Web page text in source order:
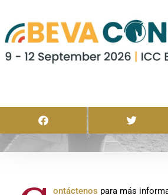
ontáctenos para más